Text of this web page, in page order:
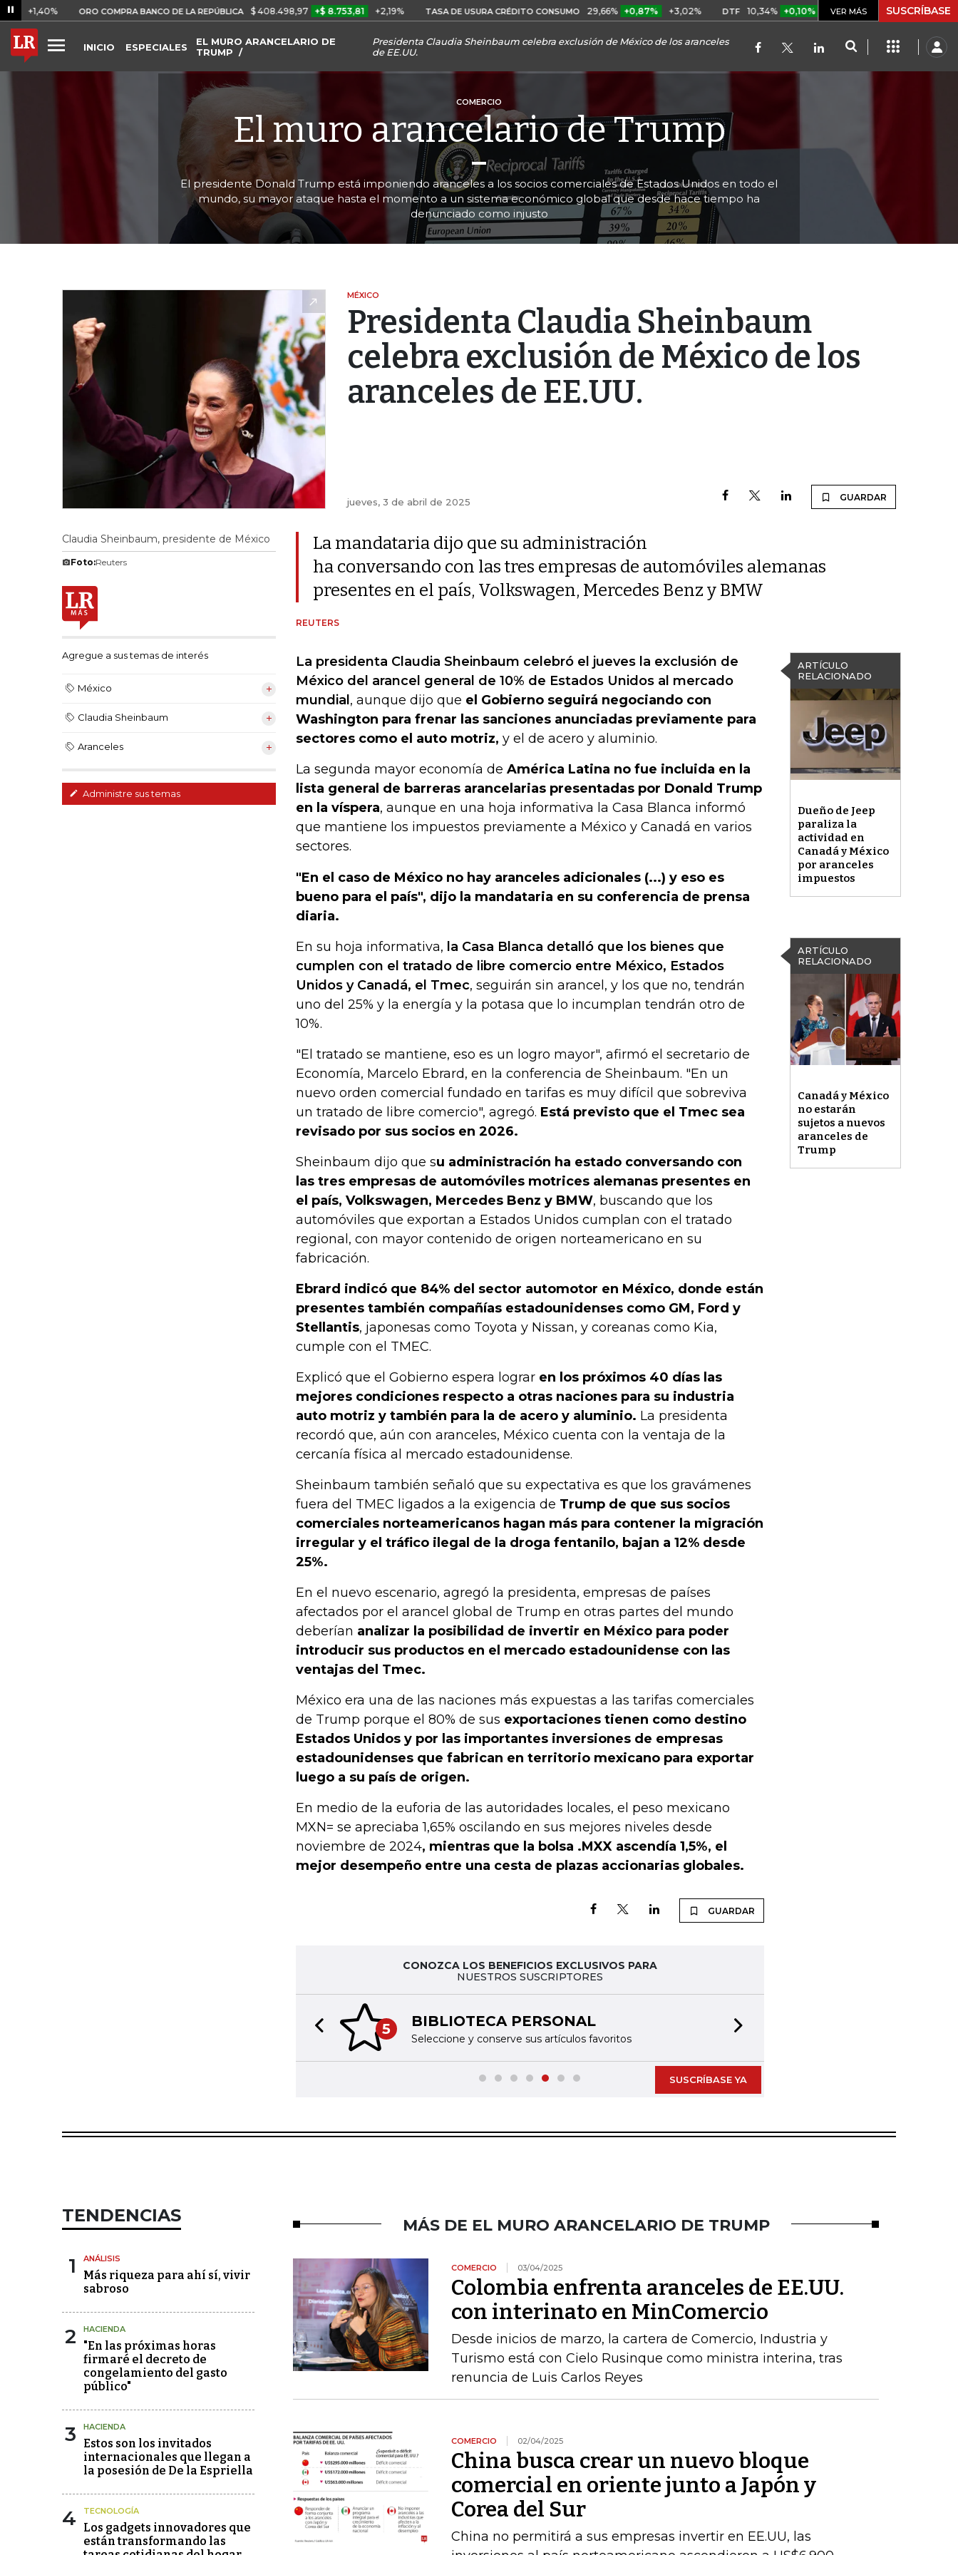
ORO COMPRA BANCO DE LA REPÚBLICA $ 408.498,97 +$ 8.753,81 +2,19% TASA DE USURA CRÉDITO CONSUMO 29,66% +0,87% +3,02% DTF 10,34% +0,10% +0,98% UVR $ 416,96 +$ 0,05
VER MÁS SUSCRÍBASE
INICIO ESPECIALES
EL MURO ARANCELARIO DE
TRUMP
Presidenta Claudia Sheinbaum celebra exclusión de México de los aranceles
de EE.UU.
COMERCIO
El muro arancelario de Trump
El presidente Donald Trump está imponiendo aranceles a los socios comerciales de Estados Unidos en todo el
mundo, su mayor ataque hasta el momento a un sistema económico global que desde hace tiempo ha
denunciado como injusto
MÉXICO
Presidenta Claudia Sheinbaum
celebra exclusión de México de los
aranceles de EE.UU.
jueves, 3 de abril de 2025 GUARDAR
Claudia Sheinbaum, presidente de México
Foto:Reuters
Agregue a sus temas de interés
México
Claudia Sheinbaum
Aranceles
Administre sus temas
La mandataria dijo que su administración
ha conversando con las tres empresas de automóviles alemanas
presentes en el país, Volkswagen, Mercedes Benz y BMW
REUTERS
ARTÍCULO
RELACIONADO
Dueño de Jeep
paraliza la
actividad en
Canadá y México
por aranceles
impuestos
La presidenta Claudia Sheinbaum celebró el jueves la exclusión de
México del arancel general de 10% de Estados Unidos al mercado
mundial , aunque dijo que el Gobierno seguirá negociando con
Washington para frenar las sanciones anunciadas previamente para
sectores como el auto motriz, y el de acero y aluminio.
La segunda mayor economía de América Latina no fue incluida en la
lista general de barreras arancelarias presentadas por Donald Trump
en la víspera, aunque en una hoja informativa la Casa Blanca informó
que mantiene los impuestos previamente a México y Canadá en varios
sectores.
"En el caso de México no hay aranceles adicionales (...) y eso es
bueno para el país", dijo la mandataria en su conferencia de prensa
diaria.
ARTÍCULO
RELACIONADO
Canadá y México
no estarán
sujetos a nuevos
aranceles de
Trump
En su hoja informativa, la Casa Blanca detalló que los bienes que
cumplen con el tratado de libre comercio entre México, Estados
Unidos y Canadá, el Tmec, seguirán sin arancel, y los que no, tendrán
uno del 25% y la energía y la potasa que lo incumplan tendrán otro de
10%.
"El tratado se mantiene, eso es un logro mayor", afirmó el secretario de
Economía, Marcelo Ebrard, en la conferencia de Sheinbaum. "En un
nuevo orden comercial fundado en tarifas es muy difícil que sobreviva
un tratado de libre comercio", agregó. Está previsto que el Tmec sea
revisado por sus socios en 2026.
Sheinbaum dijo que su administración ha estado conversando con
las tres empresas de automóviles motrices alemanas presentes en
el país, Volkswagen, Mercedes Benz y BMW, buscando que los
automóviles que exportan a Estados Unidos cumplan con el tratado
regional, con mayor contenido de origen norteamericano en su
fabricación.
Ebrard indicó que 84% del sector automotor en México, donde están
presentes también compañías estadounidenses como GM, Ford y
Stellantis, japonesas como Toyota y Nissan, y coreanas como Kia,
cumple con el TMEC.
Explicó que el Gobierno espera lograr en los próximos 40 días las
mejores condiciones respecto a otras naciones para su industria
auto motriz y también para la de acero y aluminio. La presidenta
recordó que, aún con aranceles, México cuenta con la ventaja de la
cercanía física al mercado estadounidense.
Sheinbaum también señaló que su expectativa es que los gravámenes
fuera del TMEC ligados a la exigencia de Trump de que sus socios
comerciales norteamericanos hagan más para contener la migración
irregular y el tráfico ilegal de la droga fentanilo, bajan a 12% desde
25%.
En el nuevo escenario, agregó la presidenta, empresas de países
afectados por el arancel global de Trump en otras partes del mundo
deberían analizar la posibilidad de invertir en México para poder
introducir sus productos en el mercado estadounidense con las
ventajas del Tmec.
México era una de las naciones más expuestas a las tarifas comerciales
de Trump porque el 80% de sus exportaciones tienen como destino
Estados Unidos y por las importantes inversiones de empresas
estadounidenses que fabrican en territorio mexicano para exportar
luego a su país de origen.
En medio de la euforia de las autoridades locales, el peso mexicano
MXN= se apreciaba 1,65% oscilando en sus mejores niveles desde
noviembre de 2024, mientras que la bolsa .MXX ascendía 1,5%, el
mejor desempeño entre una cesta de plazas accionarias globales.
GUARDAR
CONOZCA LOS BENEFICIOS EXCLUSIVOS PARA
NUESTROS SUSCRIPTORES
5 BIBLIOTECA PERSONAL
Seleccione y conserve sus artículos favoritos
Previous slide
SUSCRÍBASE YA
TENDENCIAS
1 ANÁLISIS
Más riqueza para ahí sí, vivir
sabroso
2 HACIENDA
"En las próximas horas
firmaré el decreto de
congelamiento del gasto
público"
3 HACIENDA
Estos son los invitados
internacionales que llegan a
la posesión de De la Espriella
4 TECNOLOGÍA
Los gadgets innovadores que
están transformando las
MÁS DE EL MURO ARANCELARIO DE TRUMP
COMERCIO 03/04/2025
Colombia enfrenta aranceles de EE.UU.
con interinato en MinComercio
Desde inicios de marzo, la cartera de Comercio, Industria y
Turismo está con Cielo Rusinque como ministra interina, tras
renuncia de Luis Carlos Reyes
COMERCIO 02/04/2025
China busca crear un nuevo bloque
comercial en oriente junto a Japón y
Corea del Sur
China no permitirá a sus empresas invertir en EE.UU, las